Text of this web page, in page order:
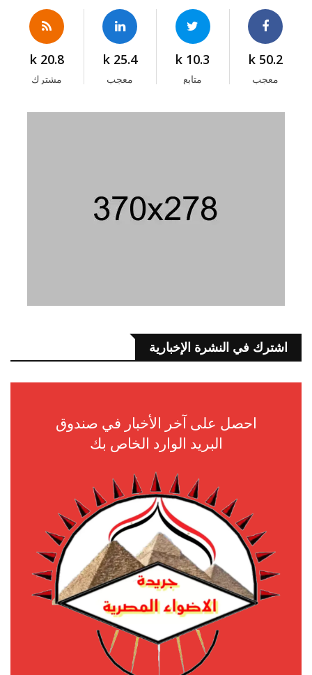
50.2 k
معجب
10.3 k
متابع
25.4 k
معجب
20.8 k
مشترك
اشترك في النشرة الإخبارية
احصل على آخر الأخبار في صندوق
البريد الوارد الخاص بك